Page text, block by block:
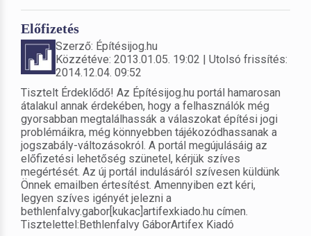
Előfizetés
Szerző: Építésijog.hu
Közzétéve: 2013.01.05. 19:02 | Utolsó frissítés:
2014.12.04. 09:52
Tisztelt Érdeklődő! Az Építésijog.hu portál hamarosan
átalakul annak érdekében, hogy a felhasználók még
gyorsabban megtalálhassák a válaszokat építési jogi
problémáikra, még könnyebben tájékozódhassanak a
jogszabály-változásokról. A portál megújulásáig az
előfizetési lehetőség szünetel, kérjük szíves
megértését. Az új portál indulásáról szívesen küldünk
Önnek emailben értesítést. Amennyiben ezt kéri,
legyen szíves igényét jelezni a
bethlenfalvy.gabor[kukac]artifexkiado.hu címen.
Tisztelettel:Bethlenfalvy GáborArtifex Kiadó